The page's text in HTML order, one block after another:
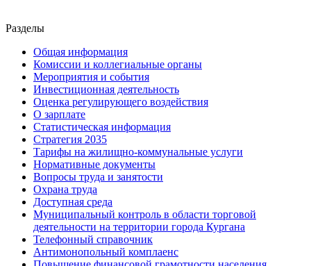
Разделы
Общая информация
Комиссии и коллегиальные органы
Мероприятия и события
Инвестиционная деятельность
Оценка регулирующего воздействия
О зарплате
Статистическая информация
Стратегия 2035
Тарифы на жилищно-коммунальные услуги
Нормативные документы
Вопросы труда и занятости
Охрана труда
Доступная среда
Муниципальный контроль в области торговой
деятельности на территории города Кургана
Телефонный справочник
Антимонопольный комплаенс